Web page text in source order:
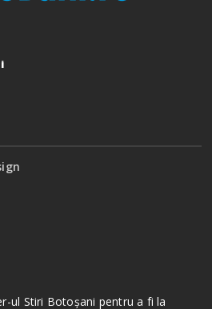
ul Stiri Botoșani pentru a fi la